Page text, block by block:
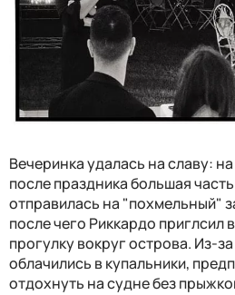
Вечеринка удалась на славу:
после праздника большая
отправилась на "похмельный"
после чего Риккардо приглсил
прогулку вокруг острова. Из-
облачились в купальники,
отдохнуть на судне без